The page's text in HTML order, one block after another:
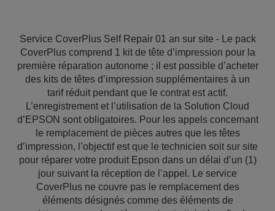
Service CoverPlus Self Repair 01 an sur site - Le pack
CoverPlus comprend 1 kit de tête d’impression pour la
première réparation autonome ; il est possible d’acheter
des kits de têtes d’impression supplémentaires à un
tarif réduit pendant que le contrat est actif.
L’enregistrement et l’utilisation de la Solution Cloud
d’EPSON sont obligatoires. Pour les appels concernant
le remplacement de pièces autres que les têtes
d’impression, l’objectif est que le technicien soit sur site
pour réparer votre produit Epson dans un délai d’un (1)
jour suivant la réception de l’appel. Le service
CoverPlus ne couvre pas le remplacement des
éléments désignés comme des éléments de